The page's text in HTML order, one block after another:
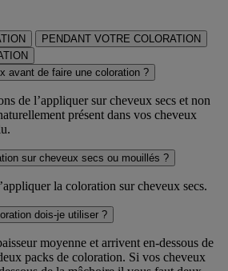
PENDANT VOTRE COLORATION
avant de faire une coloration ?
de l’appliquer sur cheveux secs et non
présent dans vos cheveux
sur cheveux secs ou mouillés ?
la coloration sur cheveux secs.
dois-je utiliser ?
moyenne et arrivent en-dessous de
packs de coloration. Si vos cheveux